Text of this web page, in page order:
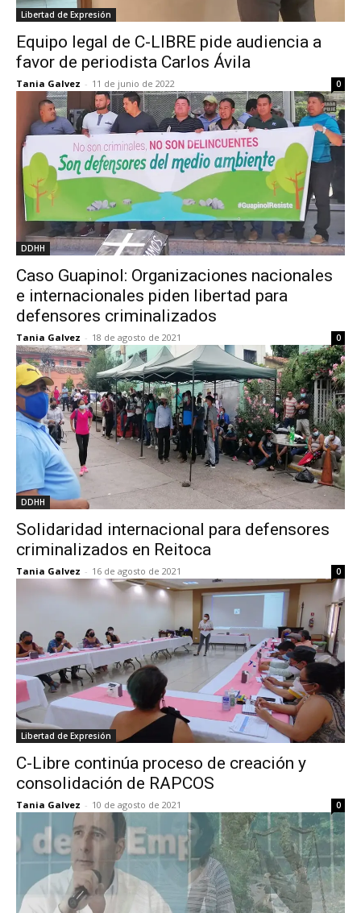
Libertad de Expresión
Equipo legal de C-LIBRE pide audiencia a
favor de periodista Carlos Ávila
Tania Galvez - 11 de junio de 2022 0
DDHH
Caso Guapinol: Organizaciones nacionales
e internacionales piden libertad para
defensores criminalizados
Tania Galvez - 18 de agosto de 2021 0
DDHH
Solidaridad internacional para defensores
criminalizados en Reitoca
Tania Galvez - 16 de agosto de 2021 0
Libertad de Expresión
C-Libre continúa proceso de creación y
consolidación de RAPCOS
Tania Galvez - 10 de agosto de 2021 0